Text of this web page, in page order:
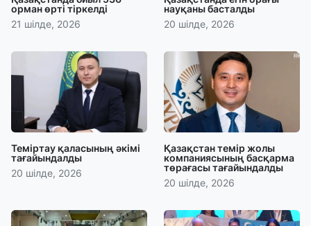
орман өрті тіркелді
21 шілде, 2026
науқаны басталды
20 шілде, 2026
Теміртау қаласының әкімі
тағайындалды
20 шілде, 2026
Қазақстан темір жолы
компаниясының басқарма
төрағасы тағайындалды
20 шілде, 2026